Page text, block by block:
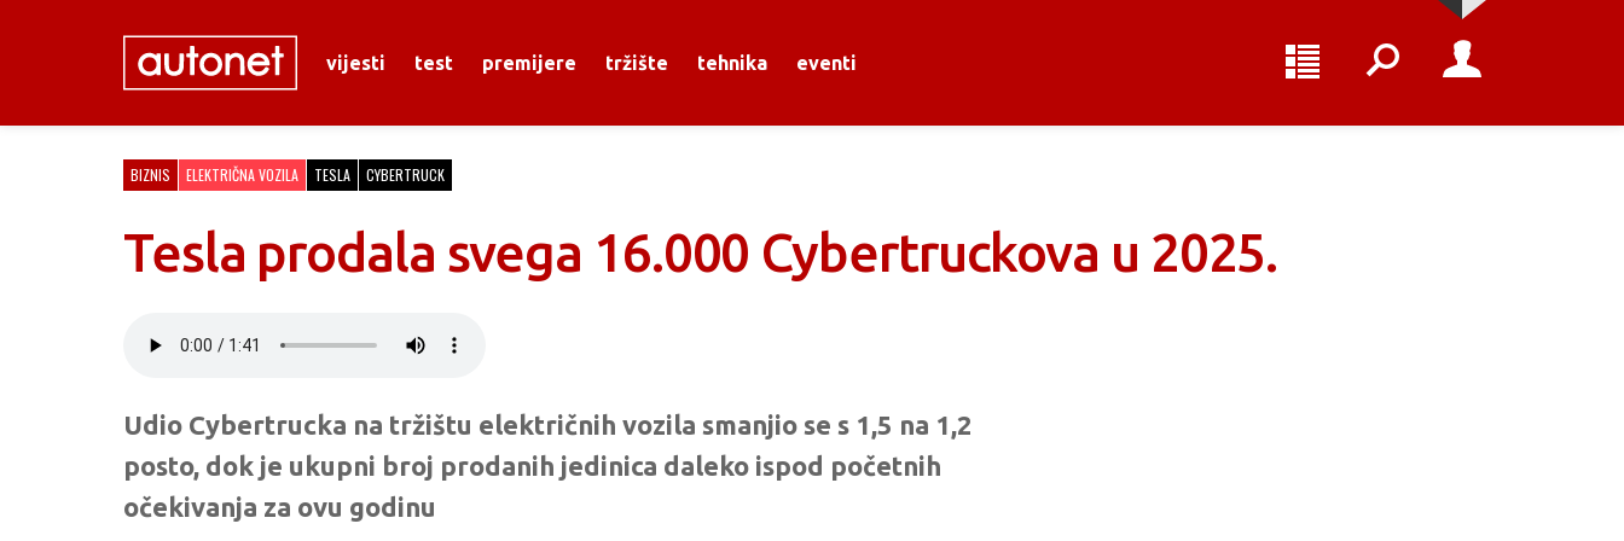
vijesti test premijere tržište tehnika eventi
BIZNIS ELEKTRIČNA VOZILA TESLA CYBERTRUCK
Tesla prodala svega 16.000 Cybertruckova u 2025.
Udio Cybertrucka na tržištu električnih vozila smanjio se s 1,5 na 1,2
posto, dok je ukupni broj prodanih jedinica daleko ispod početnih
očekivanja za ovu godinu